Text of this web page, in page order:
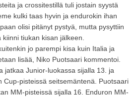
ja crossitestillä tuli jostain syystä
kulki taas hyvin ja endurokin ihan
olisi pitänyt pystyä, mutta pysyttiin
tiukan kisan jälkeen.
jo parempi kisa kuin Italia ja
lisää, Niko Puotsaari kommentoi.
jatkaa Junior-luokassa sijalla 13. ja
Cup-pisteissä seitsemäntenä. Puotsaari
MM-pisteissä sijalla 16. Enduron MM-